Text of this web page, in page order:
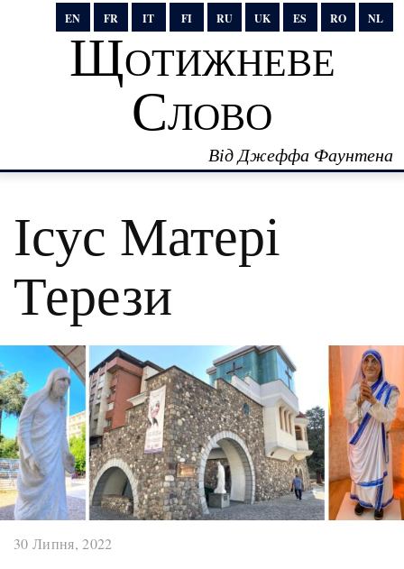
EN FR IT FI RU UK ES RO NL
Щотижневе
Слово
Від Джеффа Фаунтена
Ісус Матері
Терези
30 Липня, 2022